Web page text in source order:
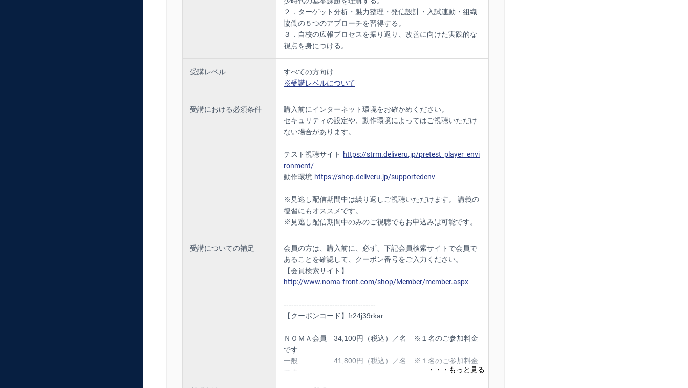
・生成AIを用いてコンテンツ企画と発想支援（生成AIの基礎）
【ワーク3】大学の教育内容を棚卸し、コンテンツ化する
・SNS時代の新しい消費行動モデル
・SNS別のアルゴリズムの基本特性と情報発信テクニック
・魅力的なプレスリリースの作成方法
・PDCAとOODAループによる改善サイクル
・生成AIを用いた情報発信と運用支援
・AI活用におけるリスク（誤情報・著作権・炎上）
【ワーク4】自分の大学の情報発信チャネルを棚卸する
・受験予備校による小論文/面接攻略のウラを突く
・入試と広報、入試と教学のデータ活用
・入試データだけでなく教学データも活用する
・他部署との軋轢はどう生まれ、どう解消するか
・VRIO分析による競争優位性の整理
※プログラムは現在調整中です。
※最新の動向・情報を織り込むため、內容を一部変更させていただく場合がございます
２．ターゲット分析・魅力整理・発信設計・入試連動・組織
協働の５つのアプローチを習得する。
３．自校の広報プロセスを振り返り、改善に向けた実践的な
視点を身につける。
受講レベル
すべての方向け
※受講レベルについて
受講における必須条件
購入前にインターネット環境をお確かめください。
セキュリティの設定や、動作環境によってはご視聴いただけ
ない場合があります。
テスト視聴サイト https://strm.deliveru.jp/pretest_player_envi
ronment/
動作環境 https://shop.deliveru.jp/supportedenv
※見逃し配信期間中は繰り返しご視聴いただけます。 講義の
復習にもオススメです。
※見逃し配信期間中のみのご視聴でもお申込みは可能です。
受講についての補足
会員の方は、購入前に、必ず、下記会員検索サイトで会員で
あることを確認して、クーポン番号をご入力ください。
【会員検索サイト】
http://www.noma-front.com/shop/Member/member.aspx
------------------------------------
【クーポンコード】fr24j39rkar
ＮＯＭＡ会員 34,100円（税込）／名 ※１名のご参加料金
です
一般 41,800円（税込）／名 ※１名のご参加料金
です